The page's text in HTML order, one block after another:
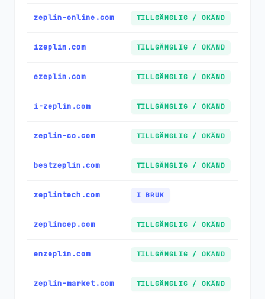
zeplin-online.com TILLGÄNGLIG / OKÄND
izeplin.com TILLGÄNGLIG / OKÄND
ezeplin.com TILLGÄNGLIG / OKÄND
i-zeplin.com TILLGÄNGLIG / OKÄND
zeplin-co.com TILLGÄNGLIG / OKÄND
bestzeplin.com TILLGÄNGLIG / OKÄND
zeplintech.com I BRUK
zeplincep.com TILLGÄNGLIG / OKÄND
enzeplin.com TILLGÄNGLIG / OKÄND
zeplin-market.com TILLGÄNGLIG / OKÄND